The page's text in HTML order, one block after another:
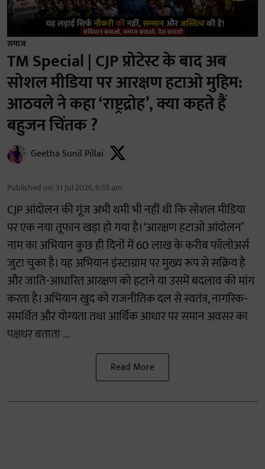
समाज
TM Special | CJP प्रोटेस्ट के बाद अब
सोशल मीडिया पर आरक्षण हटाओ मुहिम:
आठवले ने कहा ‘राष्ट्रद्रोह’, क्या कहते हैं
बहुजन चिंतक ?
Geetha Sunil Pillai
Published on: 31 Jul 2026, 6:55 am
CJP आंदोलन की गूंज अभी थमी भी नहीं थी कि सोशल मीडिया
पर एक नया तूफान खड़ा हो गया है। ‘आरक्षण हटाओ आंदोलन’
नाम का अभियान कुछ ही दिनों में 60 लाख के करीब फॉलोअर्स
जुटा चुका है। यह अभियान इंस्टाग्राम पर मुख्य रूप से सक्रिय है
और जाति-आधारित आरक्षण को हटाने या उसमें बदलाव की मांग
करता है। अभियान खुद को राजनीतिक दल से स्वतंत्र, नागरिक-
समर्थित और योग्यता तथा आर्थिक आधार पर समान अवसर का
पक्षधर बताता ...
Read More